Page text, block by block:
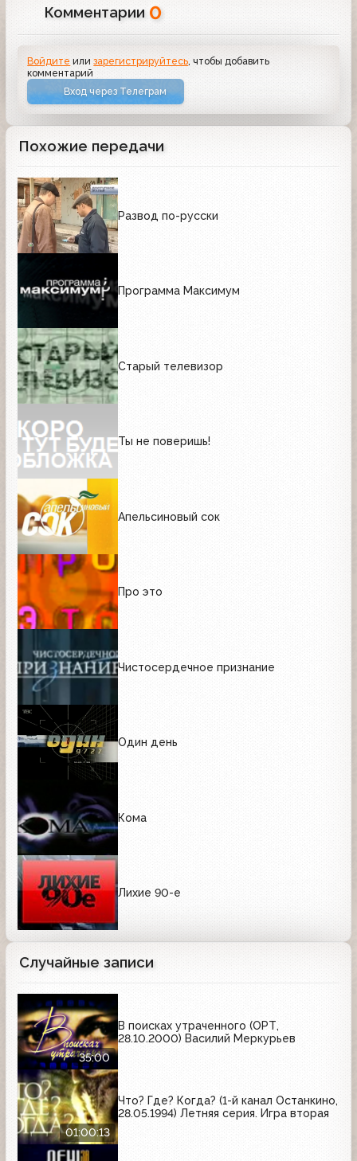
Комментарии 0
Войдите илизарегистрируйтесь , чтобы добавить
комментарий
Вход через Телеграм
Похожие передачи
Развод по-русски
Программа Максимум
Старый телевизор
Ты не поверишь!
Апельсиновый сок
Про это
Чистосердечное признание
Один день
Кома
Лихие 90-е
Случайные записи
35:00
В поисках утраченного (ОРТ,
28.10.2000) Василий Меркурьев
01:00:13
Что? Где? Когда? (1-й канал Останкино,
28.05.1994) Летняя серия. Игра вторая